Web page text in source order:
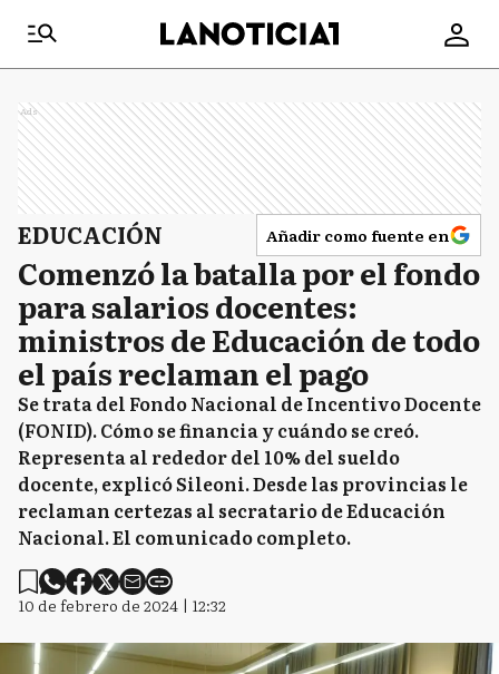
Ads
EDUCACIÓN Añadir como fuente en
Comenzó la batalla por el fondo
para salarios docentes:
ministros de Educación de todo
el país reclaman el pago
Se trata del Fondo Nacional de Incentivo Docente
(FONID). Cómo se financia y cuándo se creó.
Representa al rededor del 10% del sueldo
docente, explicó Sileoni. Desde las provincias le
reclaman certezas al secratario de Educación
Nacional. El comunicado completo.
10 de febrero de 2024 | 12:32